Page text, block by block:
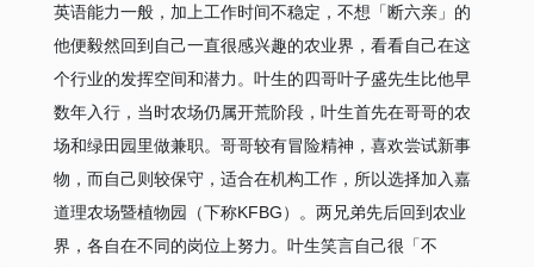
英语能力一般，加上工作时间不稳定，不想「断六亲」的
他便毅然回到自己一直很感兴趣的农业界，看看自己在这
个行业的发挥空间和潜力。叶生的四哥叶子盛先生比他早
数年入行，当时农场仍属开荒阶段，叶生首先在哥哥的农
场和绿田园里做兼职。哥哥较有冒险精神，喜欢尝试新事
物，而自己则较保守，适合在机构工作，所以选择加入嘉
道理农场暨植物园（下称KFBG）。两兄弟先后回到农业
界，各自在不同的岗位上努力。叶生笑言自己很「不